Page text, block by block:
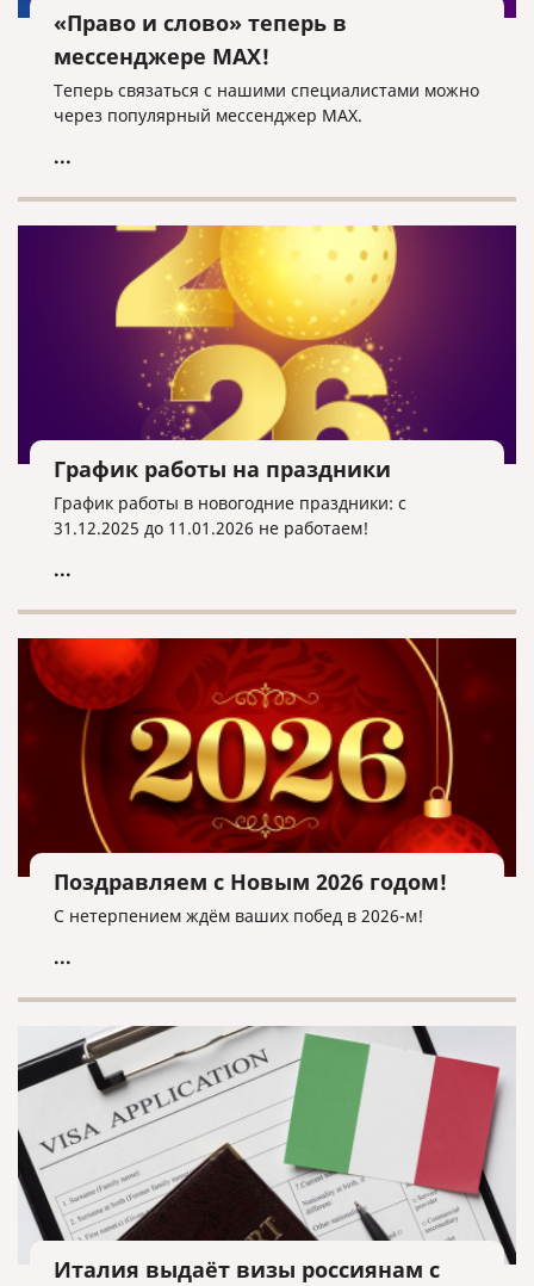
«Право и слово» теперь в
мессенджере MAX!
Теперь связаться с нашими специалистами можно
через популярный мессенджер MAX.
...
График работы на праздники
График работы в новогодние праздники: с
31.12.2025 до 11.01.2026 не работаем!
...
Поздравляем с Новым 2026 годом!
С нетерпением ждём ваших побед в 2026-м!
...
Италия выдаёт визы россиянам с